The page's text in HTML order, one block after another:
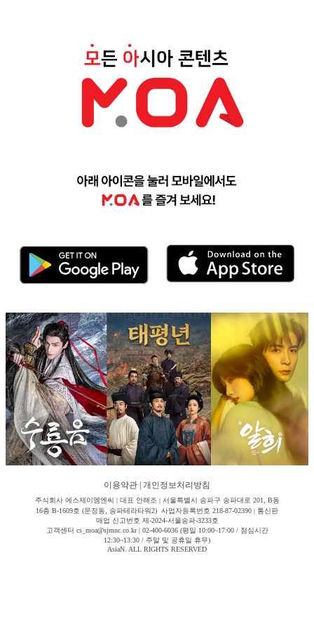
이용약관 개인정보처리방침
주식회사 에스제이엠엔씨 | 대표 안해조 | 서울특별시 송파구 송파대로 201, B동
16층 B-1609호 (문정동, 송파테라타워2) 사업자등록번호 218-87-02390 | 통신판
매업 신고번호 제-2024-서울송파-3233호
고객센터 cs_moa@sjmnc.co.kr | 02-400-6036 (평일 10:00~17:00 / 점심시간
12:30~13:30 / 주말 및 공휴일 휴무)
AsiaN. ALL RIGHTS RESERVED